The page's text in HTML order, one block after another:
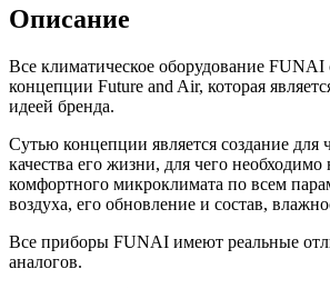
Описание
Все климатическое оборудование FUNAI
концепции Future and Air, которая
идеей бренда.
Сутью концепции является создание для
качества его жизни, для чего необходимо
комфортного микроклимата по всем
воздуха, его обновление и состав,
Все приборы FUNAI имеют реальные
аналогов.